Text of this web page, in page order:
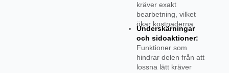
kräver exakt
bearbetning, vilket
ökar kostnaderna.
Underskärningar
och sidoaktioner:
Funktioner som
hindrar delen från att
lossna lätt kräver